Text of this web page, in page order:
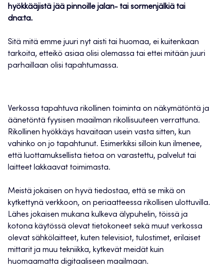
hyökkääjistä jää pinnoille jalan- tai sormenjälkiä tai
dna:ta.
Sitä mitä emme juuri nyt aisti tai huomaa, ei kuitenkaan
tarkoita, etteikö asiaa olisi olemassa tai ettei mitään juuri
parhaillaan olisi tapahtumassa.
Verkossa tapahtuva rikollinen toiminta on näkymätöntä ja
äänetöntä fyysisen maailman rikollisuuteen verrattuna.
Rikollinen hyökkäys havaitaan usein vasta sitten, kun
vahinko on jo tapahtunut. Esimerkiksi silloin kun ilmenee,
että luottamuksellista tietoa on varastettu, palvelut tai
laitteet lakkaavat toimimasta.
Meistä jokaisen on hyvä tiedostaa, että se mikä on
kytkettynä verkkoon, on periaatteessa rikollisen ulottuvilla.
Lähes jokaisen mukana kulkeva älypuhelin, töissä ja
kotona käytössä olevat tietokoneet sekä muut verkossa
olevat sähkölaitteet, kuten televisiot, tulostimet, erilaiset
mittarit ja muu tekniikka, kytkevät meidät kuin
huomaamatta digitaaliseen maailmaan.